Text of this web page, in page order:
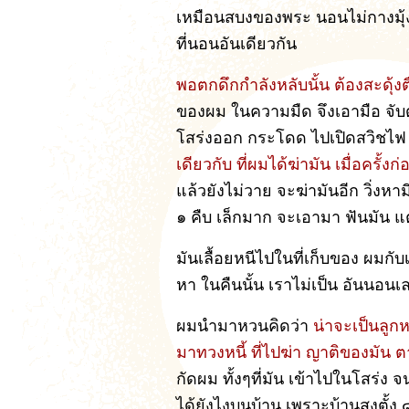
เหมือนสบงของพระ นอนไม่กาง
ที่นอนอันเดียวกัน
พอตกดึกกำลังหลับนั้น ต้องสะดุ้ง
ของผม ในความมืด จึงเอามือ จั
โสร่งออก กระโดด ไปเปิดสวิชไ
เดียวกับ ที่ผมได้ฆ่ามัน เมื่อครั้ง
แล้วยังไม่วาย จะฆ่ามันอีก วิ่งห
๑ คืบ เล็กมาก จะเอามา ฟันมัน
มันเลื้อยหนีไปในที่เก็บของ ผมกั
หา ในคืนนั้น เราไม่เป็น อันนอน
ผมนำมาหวนคิดว่า น่าจะเป็นลู
มาทวงหนี้ ที่ไปฆ่า ญาติของมัน
กัดผม ทั้งๆที่มัน เข้าไปในโสร่ง
ได้ยังไงบนบ้าน เพราะบ้านสูงตั้ง